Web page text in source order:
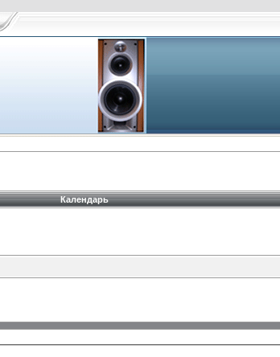
Календарь